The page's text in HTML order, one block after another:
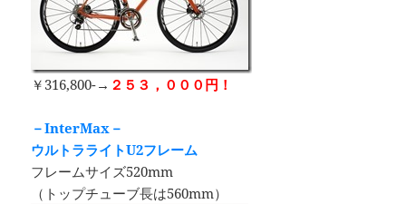
￥316,800-→ ２５３，０００円！
－InterMax－
ウルトラライトU2フレーム
フレームサイズ520mm
（トップチューブ長は560mm）